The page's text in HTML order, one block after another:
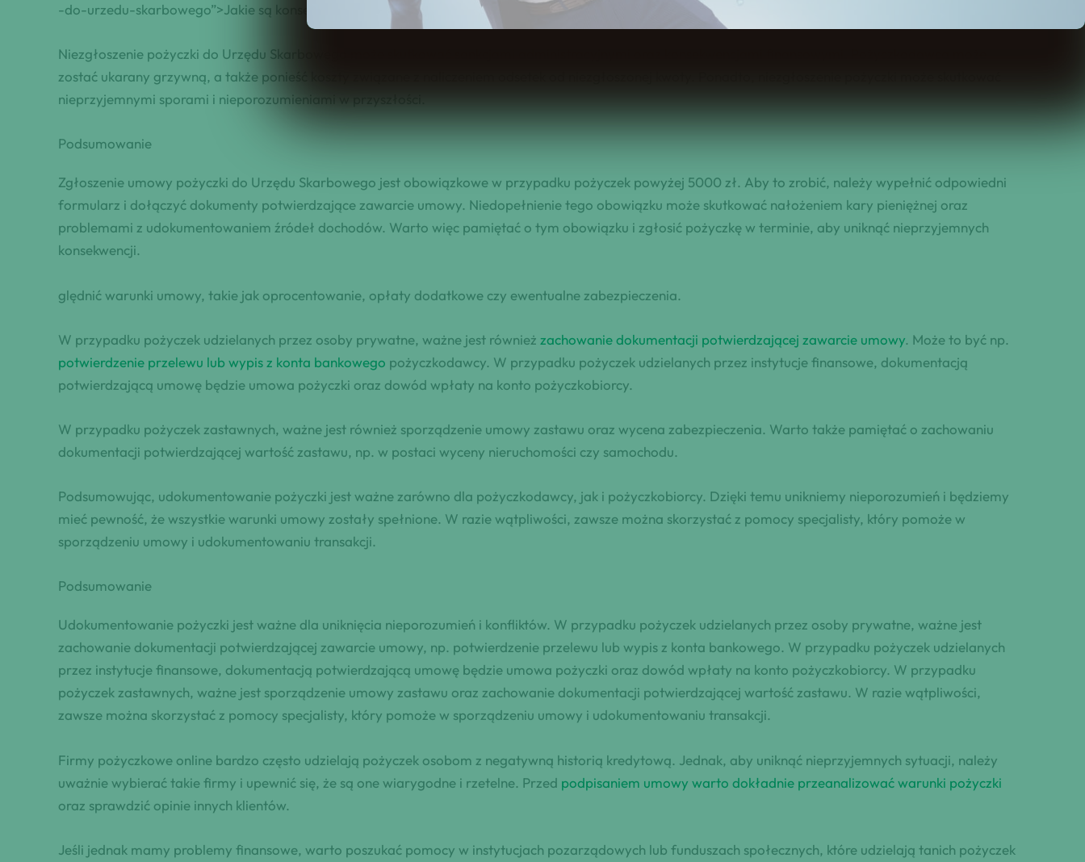
-do-urzedu-skarbowego”>Jakie są konsekwencje niezgłoszenia pożyczki do Urzędu Skarbowego?
Niezgłoszenie pożyczki do Urzędu Skarbowego może skutkować sankcjami administracyjnymi oraz konsekwencjami finansowymi. Pożyczkodawca może
zostać ukarany grzywną, a także ponieść koszty związane z naliczeniem odsetek od niezgłoszonej kwoty. Ponadto, niezgłoszenie pożyczki może skutkować
nieprzyjemnymi sporami i nieporozumieniami w przyszłości.
Podsumowanie
Zgłoszenie umowy pożyczki do Urzędu Skarbowego jest obowiązkowe w przypadku pożyczek powyżej 5000 zł. Aby to zrobić, należy wypełnić odpowiedni
formularz i dołączyć dokumenty potwierdzające zawarcie umowy. Niedopełnienie tego obowiązku może skutkować nałożeniem kary pieniężnej oraz
problemami z udokumentowaniem źródeł dochodów. Warto więc pamiętać o tym obowiązku i zgłosić pożyczkę w terminie, aby uniknąć nieprzyjemnych
konsekwencji.
ględnić warunki umowy, takie jak oprocentowanie, opłaty dodatkowe czy ewentualne zabezpieczenia.
W przypadku pożyczek udzielanych przez osoby prywatne, ważne jest również zachowanie dokumentacji potwierdzającej zawarcie umowy. Może to być np.
potwierdzenie przelewu lub wypis z konta bankowego pożyczkodawcy. W przypadku pożyczek udzielanych przez instytucje finansowe, dokumentacją
potwierdzającą umowę będzie umowa pożyczki oraz dowód wpłaty na konto pożyczkobiorcy.
W przypadku pożyczek zastawnych, ważne jest również sporządzenie umowy zastawu oraz wycena zabezpieczenia. Warto także pamiętać o zachowaniu
dokumentacji potwierdzającej wartość zastawu, np. w postaci wyceny nieruchomości czy samochodu.
Podsumowując, udokumentowanie pożyczki jest ważne zarówno dla pożyczkodawcy, jak i pożyczkobiorcy. Dzięki temu unikniemy nieporozumień i będziemy
mieć pewność, że wszystkie warunki umowy zostały spełnione. W razie wątpliwości, zawsze można skorzystać z pomocy specjalisty, który pomoże w
sporządzeniu umowy i udokumentowaniu transakcji.
Podsumowanie
Udokumentowanie pożyczki jest ważne dla uniknięcia nieporozumień i konfliktów. W przypadku pożyczek udzielanych przez osoby prywatne, ważne jest
zachowanie dokumentacji potwierdzającej zawarcie umowy, np. potwierdzenie przelewu lub wypis z konta bankowego. W przypadku pożyczek udzielanych
przez instytucje finansowe, dokumentacją potwierdzającą umowę będzie umowa pożyczki oraz dowód wpłaty na konto pożyczkobiorcy. W przypadku
pożyczek zastawnych, ważne jest sporządzenie umowy zastawu oraz zachowanie dokumentacji potwierdzającej wartość zastawu. W razie wątpliwości,
zawsze można skorzystać z pomocy specjalisty, który pomoże w sporządzeniu umowy i udokumentowaniu transakcji.
Firmy pożyczkowe online bardzo często udzielają pożyczek osobom z negatywną historią kredytową. Jednak, aby uniknąć nieprzyjemnych sytuacji, należy
uważnie wybierać takie firmy i upewnić się, że są one wiarygodne i rzetelne. Przed podpisaniem umowy warto dokładnie przeanalizować warunki pożyczki
oraz sprawdzić opinie innych klientów.
Jeśli jednak mamy problemy finansowe, warto poszukać pomocy w instytucjach pozarządowych lub funduszach społecznych, które udzielają tanich pożyczek